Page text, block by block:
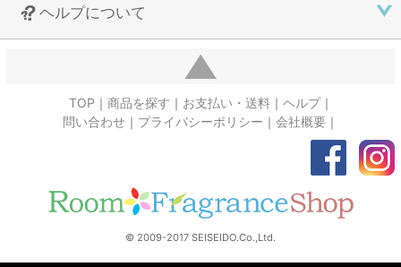
ヘルプについて
TOP 商品を探す お支払い・送料
ヘルプ
問い合わせ
プライバシーポリシー 会社概要
© 2009-2017 SEISEIDO.Co.,Ltd.